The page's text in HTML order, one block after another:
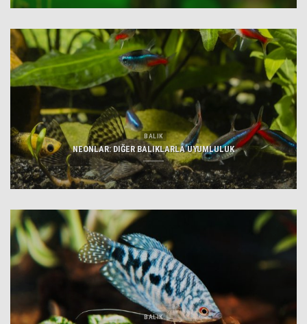
BALIK
NEONLAR: DIĞER BALIKLARLA UYUMLULUK
BALIK